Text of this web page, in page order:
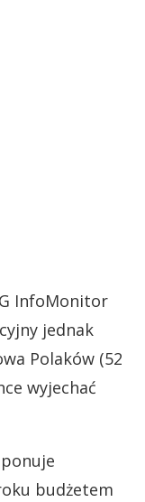
InfoMonitor
jednak
Polaków (52
wyjechać
budżetem